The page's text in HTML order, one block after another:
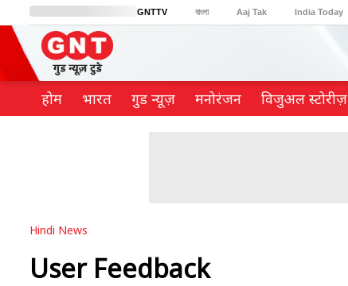
GNTTV বাংলা Aaj Tak India Today
BT Bazaar Cosmopolitan
होम भारत गुड न्यूज़ मनोरंजन विजुअल स्टोरीज़
Hindi News
User Feedback